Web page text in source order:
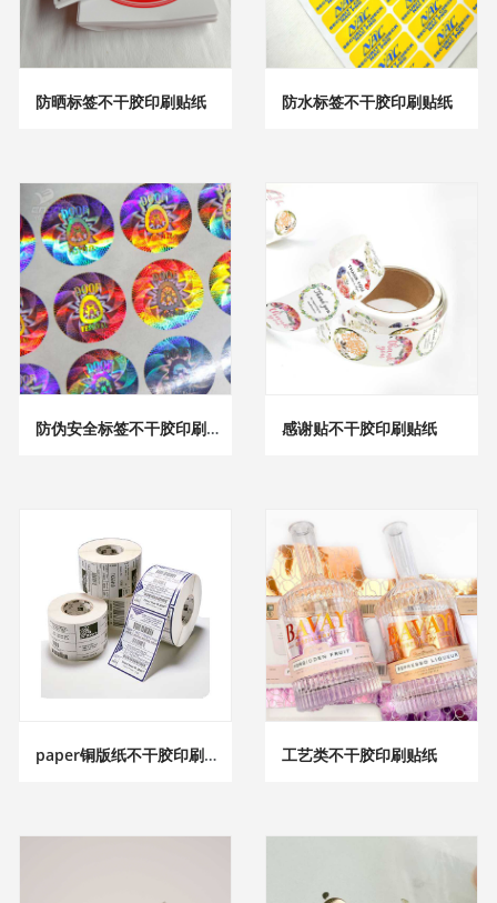
防晒标签不干胶印刷贴纸 防水标签不干胶印刷贴纸
防伪安全标签不干胶印刷贴纸 感谢贴不干胶印刷贴纸
paper铜版纸不干胶印刷贴纸 工艺类不干胶印刷贴纸